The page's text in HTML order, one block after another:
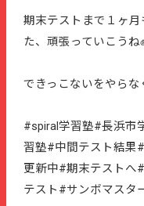
期末テストまで１ヶ
た、頑張っていこうね
できっこないをやらな
#spiral学習塾#長浜市
習塾#中間テスト結果
更新中#期末テストへ
テスト#サンボマスタ